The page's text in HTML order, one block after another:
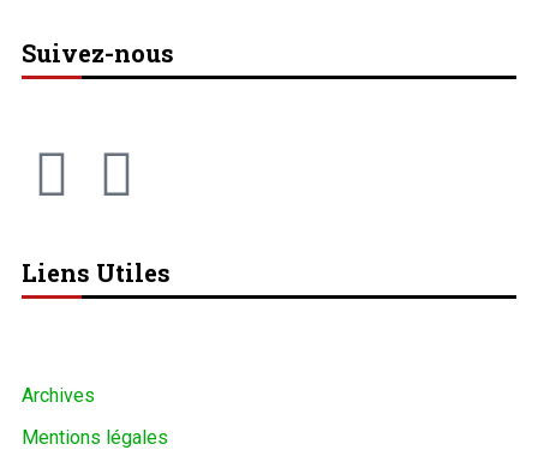
Suivez-nous
Liens Utiles
Archives
Mentions légales